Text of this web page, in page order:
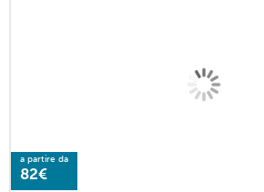
a partire da
82€